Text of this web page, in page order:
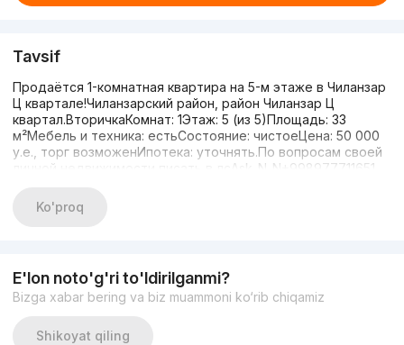
Tavsif
Продаётся 1-комнатная квартира на 5-м этаже в Чиланзар
Ц квартале!Чиланзарский район, район Чиланзар Ц
квартал.ВторичкаКомнат: 1Этаж: 5 (из 5)Площадь: 33
м²Мебель и техника: естьСостояние: чистоеЦена: 50 000
у.е., торг возможенИпотека: уточнять.По вопросам своей
личной недвижимости писать в лсAsk_N_N+998977711651
Ko'proq
E'lon noto'g'ri to'ldirilganmi?
Bizga xabar bering va biz muammoni ko‘rib chiqamiz
Shikoyat qiling